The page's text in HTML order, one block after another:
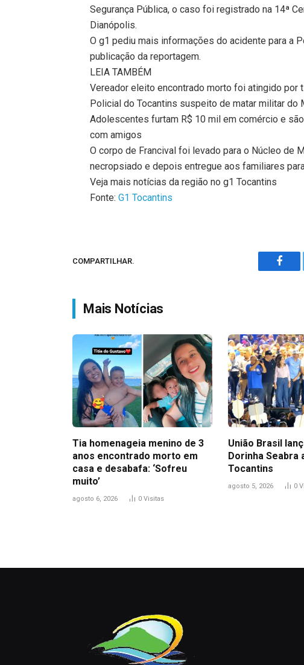
Segurança Pública, o caso foi registrado na 14ª
Dianópolis.
O g1 pediu mais informações do acidente para a
publicação da reportagem.
LEIA TAMBÉM
Vereador eleito encontrado morto foi atingido por
Policial do Tocantins suspeito de matar militar do
Adolescentes furtam R$ 10 mil em comércio e
com amigos
O corpo de Francival foi levado para o Núcleo de
necropsiado e depois entregue aos familiares
Veja mais notícias da região no g1 Tocantins
Fonte:G1 Tocantins
COMPARTILHAR.
Mais Notícias
Tia homenageia menino de 3
anos encontrado morto em
casa e desabafa: ‘Sofreu
muito’
agosto 6, 2026 0 Visitas
União Brasil
Dorinha Seabra
Tocantins
agosto 5, 2026 0